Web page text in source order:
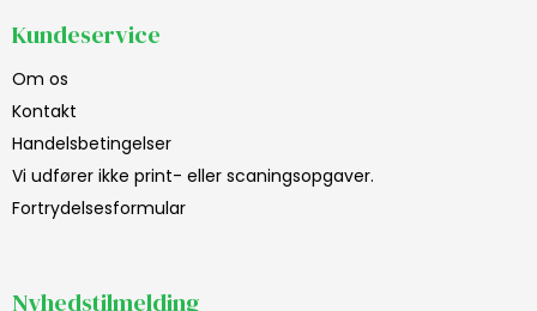
Kundeservice
Om os
Kontakt
Handelsbetingelser
Vi udfører ikke print- eller scaningsopgaver.
Fortrydelsesformular
Nyhedstilmelding